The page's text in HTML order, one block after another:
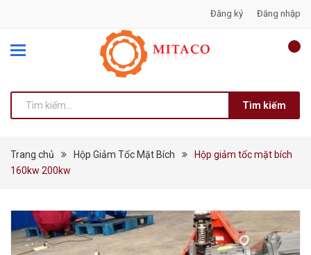
Đăng ký Đăng nhập
Tìm kiếm
Trang chủ Hộp Giảm Tốc Mặt Bích
Hộp giảm tốc mặt bích
160kw 200kw